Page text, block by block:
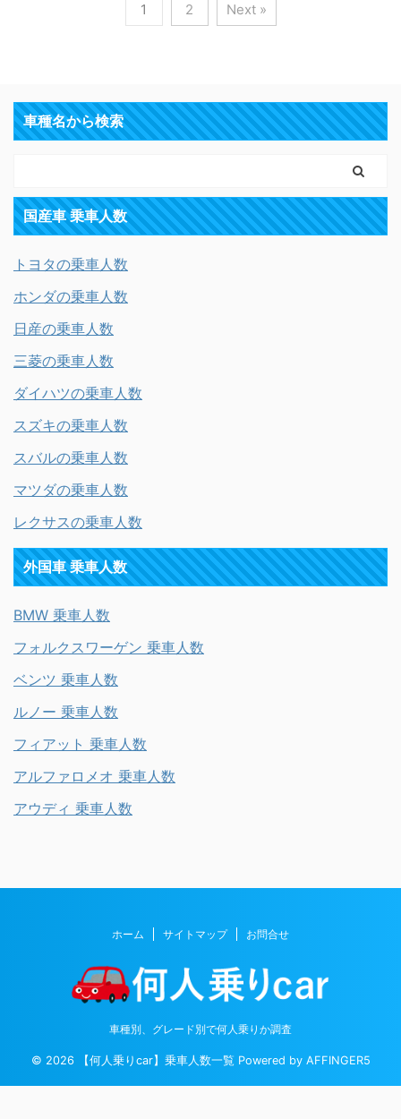
1 2 Next »
車種名から検索
国産車 乗車人数
トヨタの乗車人数
ホンダの乗車人数
日産の乗車人数
三菱の乗車人数
ダイハツの乗車人数
スズキの乗車人数
スバルの乗車人数
マツダの乗車人数
レクサスの乗車人数
外国車 乗車人数
BMW 乗車人数
フォルクスワーゲン 乗車人数
ベンツ 乗車人数
ルノー 乗車人数
フィアット 乗車人数
アルファロメオ 乗車人数
アウディ 乗車人数
ホーム サイトマップ お問合せ
車種別、グレード別で何人乗りか調査
© 2026 【何人乗りcar】乗車人数一覧 Powered by AFFINGER5